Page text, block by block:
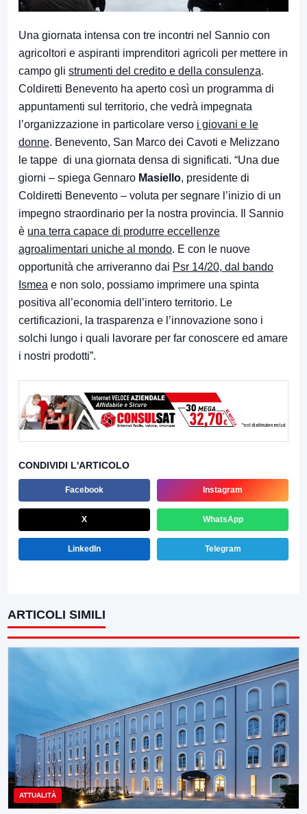
Una giornata intensa con tre incontri nel Sannio con
agricoltori e aspiranti imprenditori agricoli per mettere in
campo gli strumenti del credito e della consulenza.
Coldiretti Benevento ha aperto così un programma di
appuntamenti sul territorio, che vedrà impegnata
l’organizzazione in particolare verso i giovani e le
donne. Benevento, San Marco dei Cavoti e Melizzano
le tappe di una giornata densa di significati. “Una due
giorni – spiega Gennaro Masiello, presidente di
Coldiretti Benevento – voluta per segnare l’inizio di un
impegno straordinario per la nostra provincia. Il Sannio
è una terra capace di produrre eccellenze
agroalimentari uniche al mondo. E con le nuove
opportunità che arriveranno dai Psr 14/20, dal bando
Ismea e non solo, possiamo imprimere una spinta
positiva all’economia dell’intero territorio. Le
certificazioni, la trasparenza e l’innovazione sono i
solchi lungo i quali lavorare per far conoscere ed amare
i nostri prodotti”.
CONDIVIDI L'ARTICOLO
Facebook Instagram
X WhatsApp
LinkedIn Telegram
ARTICOLI SIMILI
ATTUALITÀ